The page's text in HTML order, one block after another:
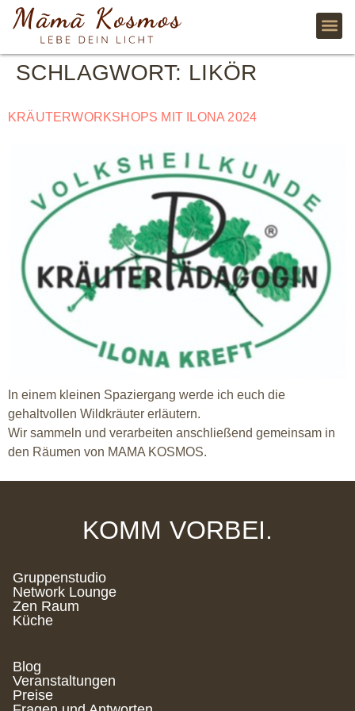
SCHLAGWORT: LIKÖR
KRÄUTERWORKSHOPS MIT ILONA 2024
In einem kleinen Spaziergang werde ich euch die
gehaltvollen Wildkräuter erläutern.
Wir sammeln und verarbeiten anschließend gemeinsam in
den Räumen von MAMA KOSMOS.
KOMM VORBEI.
Gruppenstudio
Network Lounge
Zen Raum
Küche
Blog
Veranstaltungen
Preise